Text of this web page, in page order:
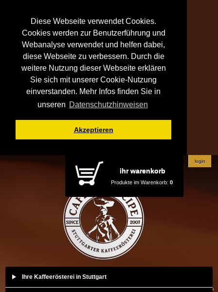
Diese Webseite verwendet Cookies.
Cookies werden zur Benutzerführung und
Webanalyse verwendet und helfen dabei,
diese Webseite zu verbessern. Durch die
weitere Nutzung dieser Webseite erklären
Sie sich mit unserer Cookie-Nutzung
einverstanden. Mehr Infos finden Sie in
unseren Datenschutzhinweisen
Akzeptieren
ihr warenkorb
Produkte im Warenkorb: 0
login
Ihre Kaffeerösterei in Stuttgart